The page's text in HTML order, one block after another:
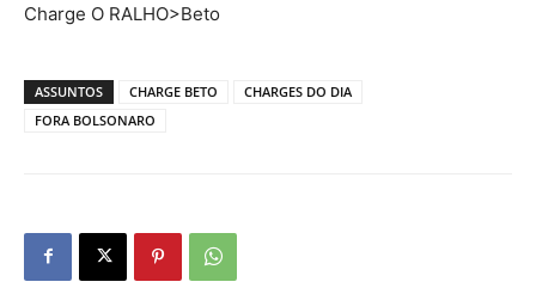
Charge O RALHO>Beto
ASSUNTOS CHARGE BETO
CHARGES DO DIA
FORA BOLSONARO